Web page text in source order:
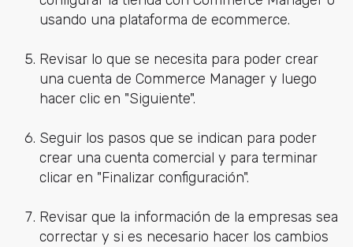
usando una plataforma de ecommerce.
Revisar lo que se necesita para poder crear
una cuenta de Commerce Manager y luego
hacer clic en "Siguiente".
Seguir los pasos que se indican para poder
crear una cuenta comercial y para terminar
clicar en "Finalizar configuración".
Revisar que la información de la empresas sea
correctar y si es necesario hacer los cambios